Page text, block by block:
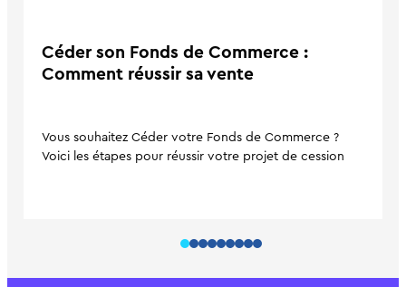
Céder son Fonds de Commerce :
Comment réussir sa vente
Vous souhaitez Céder votre Fonds de Commerce ?
Voici les étapes pour réussir votre projet de cession